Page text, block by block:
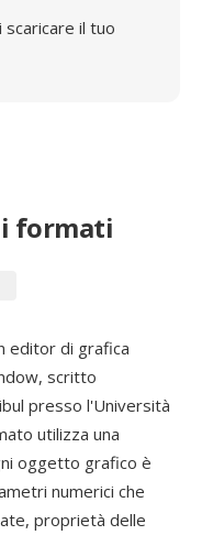
il tuo
formati
editor di grafica
scritto
presso l'Università
utilizza una
oggetto grafico è
numerici che
proprietà delle